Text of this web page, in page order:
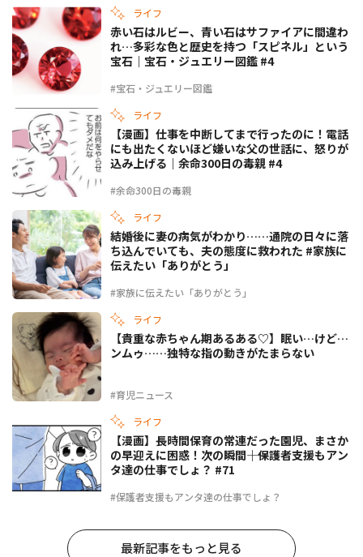
ライフ
#宝石・ジュエリー図鑑
赤い石はルビー、青い石はサファイアに間違わ
れ…多彩な色と歴史を持つ「スピネル」という
宝石｜宝石・ジュエリー図鑑 #4
ライフ
#余命300日の毒親
【漫画】仕事を中断してまで行ったのに！電話
にも出たくないほど嫌いな父の世話に、怒りが
込み上げる｜余命300日の毒親 #4
ライフ
#家族に伝えたい「ありがとう」
結婚後に妻の病気がわかり……通院の日々に落
ち込んでいても、夫の態度に救われた #家族に
伝えたい「ありがとう」
ライフ
#育児ニュース
【貴重な赤ちゃん期あるある♡】眠い…けど…
ンムゥ……独特な指の動きがたまらない
ライフ
#保護者支援もアンタ達の仕事でしょ？
【漫画】長時間保育の常連だった園児、まさか
の早迎えに困惑！次の瞬間――｜保護者支援もアン
タ達の仕事でしょ？ #71
最新記事をもっと見る